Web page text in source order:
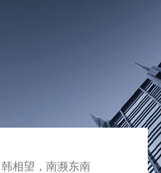
相望，南濒东南